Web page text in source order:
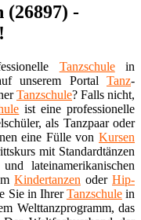
(26897) -
Tanzschulein
unserem Portal Tanz-
Tanzschule? Falls nicht,
ist eine professionelle
als Tanzpaar oder
eine Fülle vonKursen
mit Standardtänzen
lateinamerikanischen
Kindertanzen oder Hip-
Sie in IhrerTanzschulein
Welttanzprogramm, das